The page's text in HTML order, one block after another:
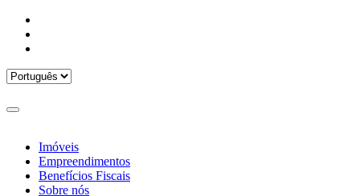
Imóveis
Empreendimentos
Benefícios Fiscais
Sobre nós